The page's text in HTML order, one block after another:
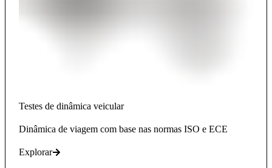
Testes de dinâmica veicular
Dinâmica de viagem com base nas normas ISO e ECE
Explorar